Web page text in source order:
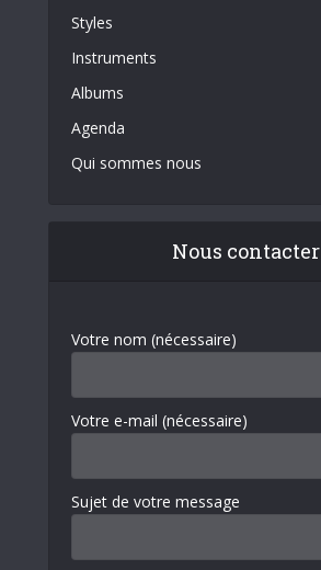
Styles
Instruments
Albums
Agenda
Qui sommes nous
Nous contacter
Votre nom (nécessaire)
Votre e-mail (nécessaire)
Sujet de votre message